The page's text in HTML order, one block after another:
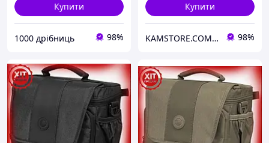
Купити
1000 дрібниць 98%
Купити
KAMSTORE.COM.UA 98%